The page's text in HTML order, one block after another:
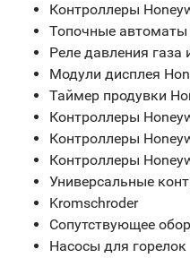
Контроллеры
Топочные автоматы
Реле давления газа
Модули дисплея
Таймер продувки
Контроллеры
Контроллеры
Контроллеры
Универсальные
Kromschroder
Сопутствующее
Насосы для горелок